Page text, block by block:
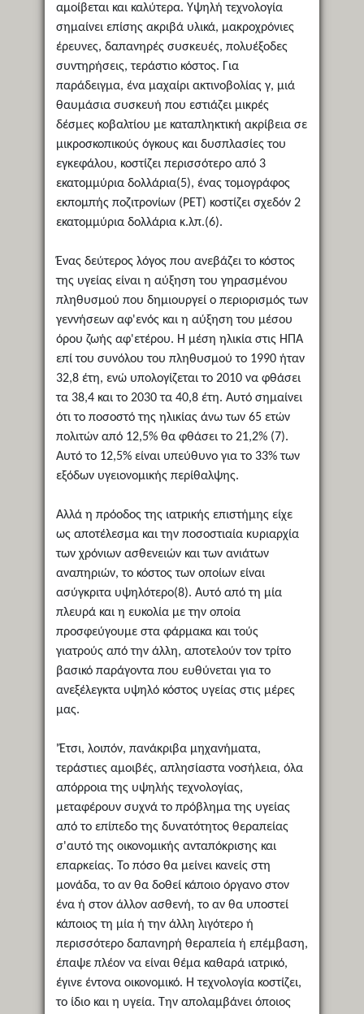
αμοίβεται και καλύτερα. Υψηλή τεχνολογία
σημαίνει επίσης ακριβά υλικά, μακροχρόνιες
έρευνες, δαπανηρές συσκευές, πολυέξοδες
συντηρήσεις, τεράστιο κόστος. Για
παράδειγμα, ένα μαχαίρι ακτινοβολίας γ, μιά
θαυμάσια συσκευή που εστιάζει μικρές
δέσμες κοβαλτίου με καταπληκτική ακρίβεια σε
μικροσκοπικούς όγκους και δυσπλασίες του
εγκεφάλου, κοστίζει περισσότερο από 3
εκατομμύρια δολλάρια(5), ένας τομογράφος
εκπομπής ποζιτρονίων (ΡΕΤ) κοστίζει σχεδόν 2
εκατομμύρια δολλάρια κ.λπ.(6).
Ένας δεύτερος λόγος που ανεβάζει το κόστος
της υγείας είναι η αύξηση του γηρασμένου
πληθυσμού που δημιουργεί ο περιορισμός των
γεννήσεων αφ'ενός και η αύξηση του μέσου
όρου ζωής αφ'ετέρου. Η μέση ηλικία στις ΗΠΑ
επί του συνόλου του πληθυσμού το 1990 ήταν
32,8 έτη, ενώ υπολογίζεται το 2010 να φθάσει
τα 38,4 και το 2030 τα 40,8 έτη. Αυτό σημαίνει
ότι το ποσοστό της ηλικίας άνω των 65 ετών
πολιτών από 12,5% θα φθάσει το 21,2% (7).
Αυτό το 12,5% είναι υπεύθυνο για το 33% των
εξόδων υγειονομικής περίθαλψης.
Αλλά η πρόοδος της ιατρικής επιστήμης είχε
ως αποτέλεσμα και την ποσοστιαία κυριαρχία
των χρόνιων ασθενειών και των ανιάτων
αναπηριών, το κόστος των οποίων είναι
ασύγκριτα υψηλότερο(8). Αυτό από τη μία
πλευρά και η ευκολία με την οποία
προσφεύγουμε στα φάρμακα και τούς
γιατρούς από την άλλη, αποτελούν τον τρίτο
βασικό παράγοντα που ευθύνεται για το
ανεξέλεγκτα υψηλό κόστος υγείας στις μέρες
μας.
'Έτσι, λοιπόν, πανάκριβα μηχανήματα,
τεράστιες αμοιβές, απλησίαστα νοσήλεια, όλα
απόρροια της υψηλής τεχνολογίας,
μεταφέρουν συχνά το πρόβλημα της υγείας
από το επίπεδο της δυνατότητος θεραπείας
σ'αυτό της οικονομικής ανταπόκρισης και
επαρκείας. Το πόσο θα μείνει κανείς στη
μονάδα, το αν θα δοθεί κάποιο όργανο στον
ένα ή στον άλλον ασθενή, το αν θα υποστεί
κάποιος τη μία ή την άλλη λιγότερο ή
περισσότερο δαπανηρή θεραπεία ή επέμβαση,
έπαψε πλέον να είναι θέμα καθαρά ιατρικό,
έγινε έντονα οικονομικό. Η τεχνολογία κοστίζει,
το ίδιο και η υγεία. Την απολαμβάνει όποιος